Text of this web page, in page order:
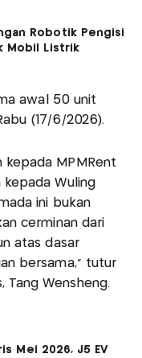
Robotik Pengisi
Mobil Listrik
awal 50 unit
(17/6/2026).
kepada MPMRent
Wuling
ini bukan
cerminan dari
atas dasar
bersama," tutur
Tang Wensheng.
Mei 2026, J5 EV